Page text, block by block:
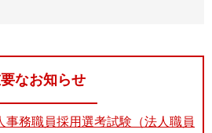
なお知らせ
事務職員採用選考試験（法人職員